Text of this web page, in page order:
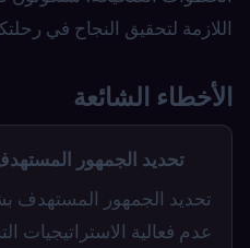
اللازمة لتحقيق النجاح في
الأخطاء الشائعة
تحديد الجمهور
تحديد الجمهور المستهدف
عدم فعالية الاستراتيجيات